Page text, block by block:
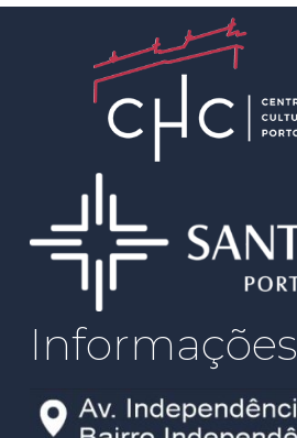
Informações